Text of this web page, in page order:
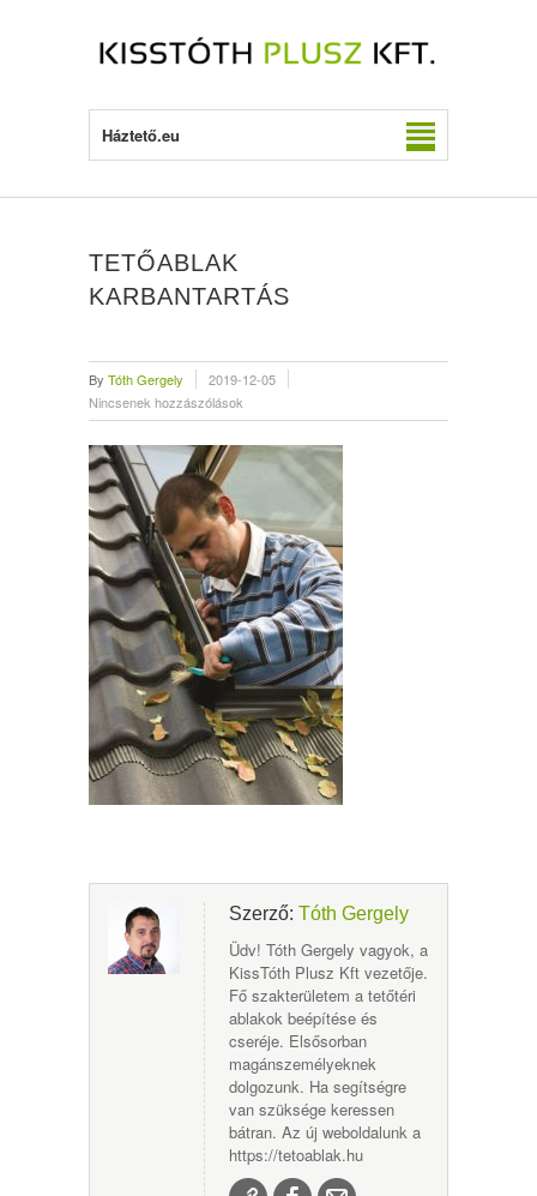
Háztető.eu
TETŐABLAK
KARBANTARTÁS
By Tóth Gergely
2019-12-05
Nincsenek hozzászólások
Szerző: Tóth Gergely
Üdv! Tóth Gergely vagyok, a
KissTóth Plusz Kft vezetője.
Fő szakterületem a tetőtéri
ablakok beépítése és
cseréje. Elsősorban
magánszemélyeknek
dolgozunk. Ha segítségre
van szüksége keressen
bátran. Az új weboldalunk a
https://tetoablak.hu